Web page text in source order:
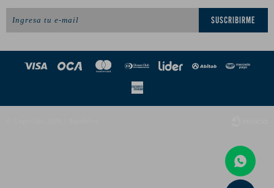
SUSCRIBIRME